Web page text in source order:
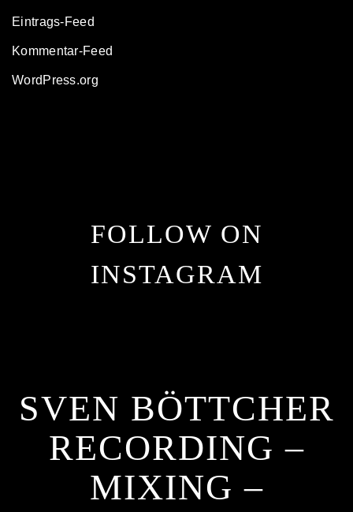
Eintrags-Feed
Kommentar-Feed
WordPress.org
FOLLOW ON
INSTAGRAM
SVEN BÖTTCHER
RECORDING –
MIXING –